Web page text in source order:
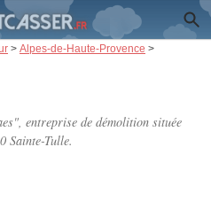
> Alpes-de-Haute-Provence >
entreprise de démolition située
Sainte-Tulle.